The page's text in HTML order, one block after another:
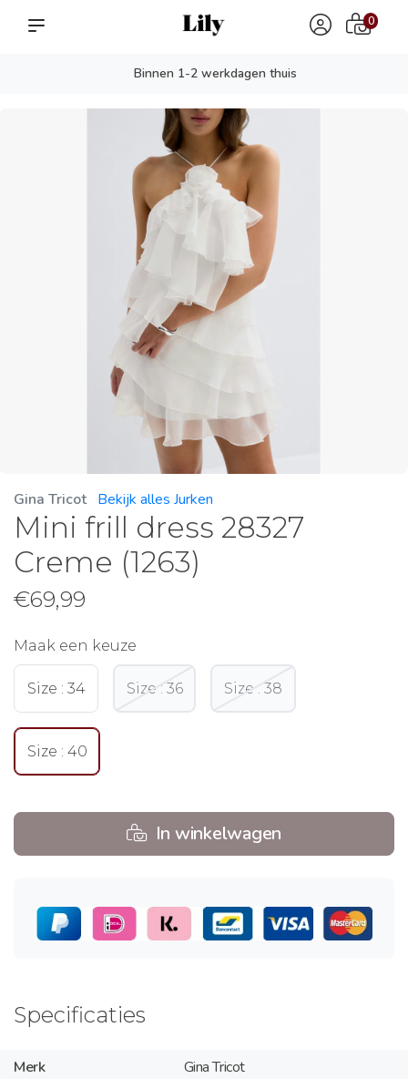
Binnen 1-2 werkdagen thuis
0
Gina Tricot Bekijk alles Jurken
Mini frill dress 28327
Creme (1263)
€69,99
Maak een keuze
Size : 34 Size : 36 Size : 38
Size : 40
In winkelwagen
Specificaties
Merk
Gina Tricot